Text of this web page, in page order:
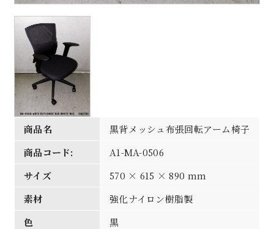
商品名
黒背メッシュ布張回転アーム椅子
商品コード:
A1-MA-0506
サイズ
570 × 615 × 890 mm
素材
強化ナイロン樹脂製
色
黒